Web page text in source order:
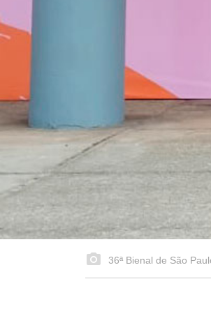
36ª Bienal de São